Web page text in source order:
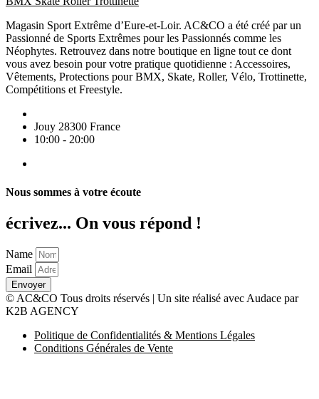
Magasin Sport Extrême d’Eure-et-Loir. AC&CO a été créé par un
Passionné de Sports Extrêmes pour les Passionnés comme les
Néophytes. Retrouvez dans notre boutique en ligne tout ce dont
vous avez besoin pour votre pratique quotidienne : Accessoires,
Vêtements, Protections pour BMX, Skate, Roller, Vélo, Trottinette,
Compétitions et Freestyle.
Jouy 28300 France
10:00 - 20:00
Nous sommes à votre écoute
écrivez... On vous répond !
Name
Email
Envoyer
© AC&CO Tous droits réservés | Un site réalisé avec Audace par
K2B AGENCY
Politique de Confidentialités & Mentions Légales
Conditions Générales de Vente